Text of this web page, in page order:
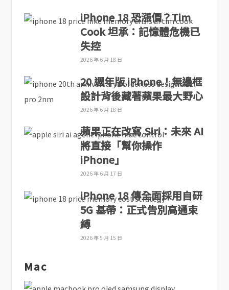
iPhone 18 恐漲價？Tim
Cook 坦承：記憶體危機已
失控
2026 年 6 月 18 日
20 週年版 iPhone！無邊框
設計背後藏著蘋果最大野心
2026 年 6 月 18 日
蘋果正在改寫 Siri：未來 AI
將直接「幫你操作
iPhone」
2026 年 6 月 17 日
iPhone 18 傳全面採用自研
5G 基帶：正式告別高通束
縛
2026 年 5 月 15 日
Mac